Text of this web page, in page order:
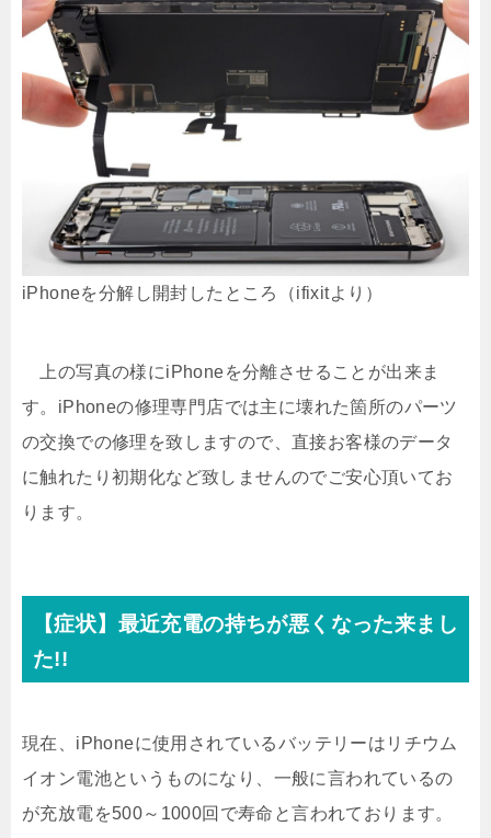
iPhoneを分解し開封したところ（ifixitより）
上の写真の様にiPhoneを分離させることが出来ま
す。iPhoneの修理専門店では主に壊れた箇所のパーツ
の交換での修理を致しますので、直接お客様のデータ
に触れたり初期化など致しませんのでご安心頂いてお
ります。
【症状】最近充電の持ちが悪くなった来まし
た!!
現在、iPhoneに使用されているバッテリーはリチウム
イオン電池というものになり、一般に言われているの
が充放電を500～1000回で寿命と言われております。